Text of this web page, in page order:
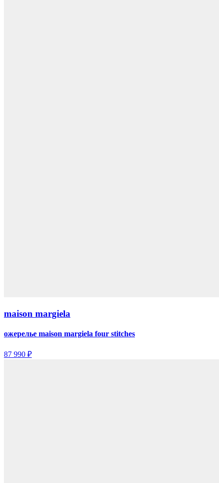
maison margiela
ожерелье maison margiela four stitches
87 990 ₽